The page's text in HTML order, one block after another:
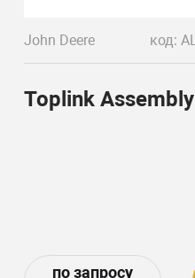
John Deere
Toplink Assembly